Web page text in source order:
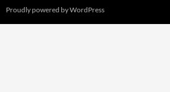
Proudly powered by WordPress